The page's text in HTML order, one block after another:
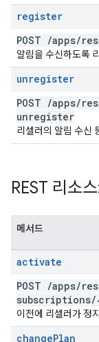
register
POST /apps/
알림을 수신하도록
unregister
POST /apps/
unregister
리셀러의 알림 수신
REST 리소
메서드
activate
POST /apps/
subscriptions/
이전에 리셀러가 정
changePlan